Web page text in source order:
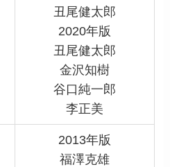
丑尾健太郎
2020年版
丑尾健太郎
金沢知樹
谷口純一郎
李正美
2013年版
福澤克雄